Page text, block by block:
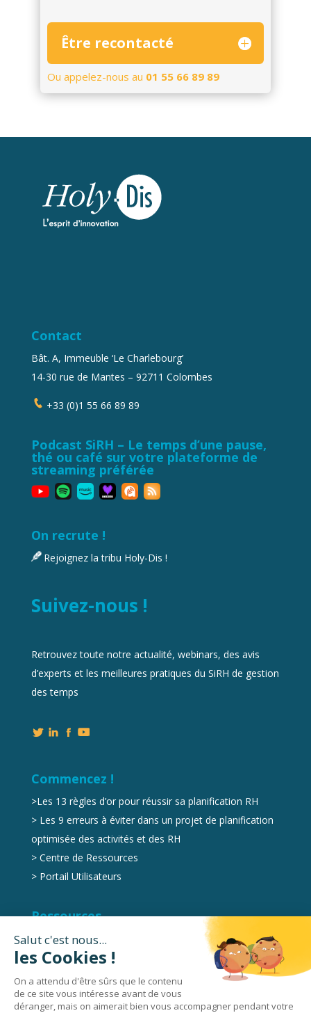
Être recontacté
Ou appelez-nous au 01 55 66 89 89
Contact
Bât. A, Immeuble ‘Le Charlebourg’
14-30 rue de Mantes – 92711 Colombes
+33 (0)1 55 66 89 89
Podcast SiRH – Le temps d’une pause,
thé ou café sur votre plateforme de
streaming préférée
On recrute !
Rejoignez la tribu Holy-Dis !
Suivez-nous !
Retrouvez toute notre actualité, webinars, des avis
d’experts et les meilleures pratiques du SiRH de gestion
des temps
Commencez !
>Les 13 règles d’or pour réussir sa planification RH
> Les 9 erreurs à éviter dans un projet de planification
optimisée des activités et des RH
> Centre de Ressources
> Portail Utilisateurs
Ressources
Marketplace
Videos
Livres Blancs
Podcasts